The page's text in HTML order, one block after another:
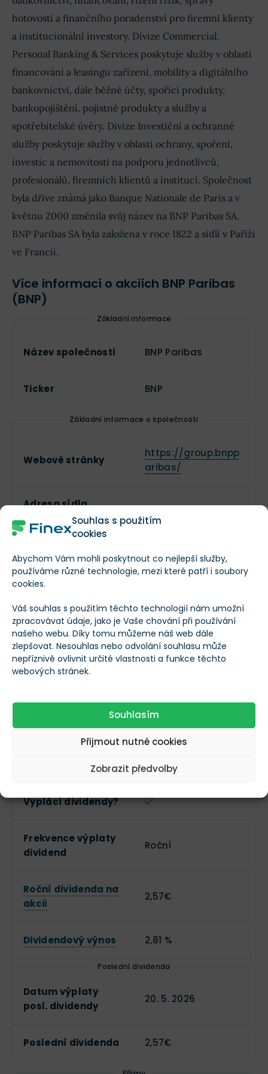
Souhlas s použitím
cookies
Abychom Vám mohli poskytnout co nejlepší služby,
používáme různé technologie, mezi které patří i soubory
cookies.
Váš souhlas s použitím těchto technologií nám umožní
zpracovávat údaje, jako je Vaše chování při používání
našeho webu. Díky tomu můžeme náš web dále
zlepšovat. Nesouhlas nebo odvolání souhlasu může
nepříznivě ovlivnit určité vlastnosti a funkce těchto
webových stránek.
Souhlasím
Přijmout nutné cookies
Zobrazit předvolby
mělo přinést
úspory 400 milionů EUR. Investoři
mohou vyhlížetpokračující zpětné odkupy
akciía stabilní dividendovou politiku podpořenou
silnou kapitálovou pozicí.
hotovosti a finančního poradenství pro firemní klienty
a institucionální investory. Divize Commercial,
Personal Banking & Services poskytuje služby v oblasti
financování a leasingu zařízení, mobility a digitálního
bankovnictví, dále běžné účty, spořicí produkty,
bankopojištění, pojistné produkty a služby a
spotřebitelské úvěry. Divize Investiční a ochranné
služby poskytuje služby v oblasti ochrany, spoření,
investic a nemovitostí na podporu jednotlivců,
profesionálů, firemních klientů a institucí. Společnost
byla dříve známá jako Banque Nationale de Paris a v
květnu 2000 změnila svůj název na BNP Paribas SA.
BNP Paribas SA byla založena v roce 1822 a sídlí v Paříži
ve Francii.
Více informací o akciích BNP Paribas
(BNP)
Základní informace
Název společnosti BNP Paribas
Ticker BNP
Základní informace o společnosti
Webové stránky
https://group.bnpp
aribas/
Adresa sídla
společnosti
Založeno 1848
Sektor Finanční služby
Průmysl Banky
Zaměstnanci 178 000
Vedení společnosti --
Dividendy
Vyplácí dividendy?
Frekvence výplaty
dividend
Roční
Roční dividenda na
akcii
2,57€
Dividendový výnos 2,81 %
Poslední dividenda
Datum výplaty
posl. dividendy
20. 5. 2026
Poslední dividenda 2,57€